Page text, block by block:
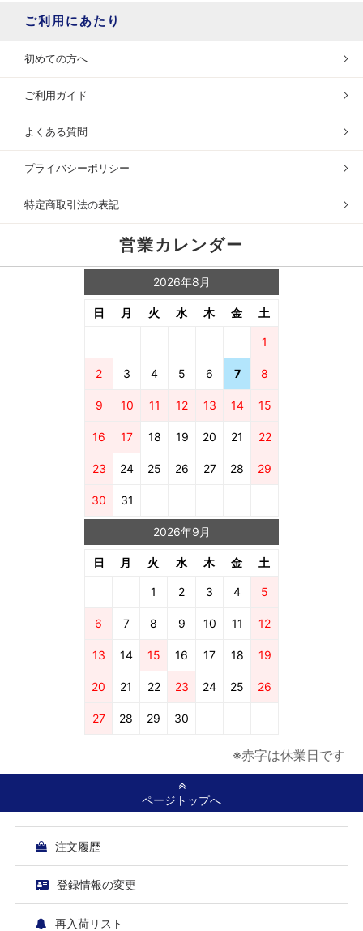
ご利用にあたり
初めての方へ
ご利用ガイド
よくある質問
プライバシーポリシー
特定商取引法の表記
営業カレンダー
2026年8月
日 月 火 水 木 金 土
1
2 3 4 5 6 7 8
9 10 11 12 13 14 15
16 17 18 19 20 21 22
23 24 25 26 27 28 29
30 31
2026年9月
日 月 火 水 木 金 土
1 2 3 4 5
6 7 8 9 10 11 12
13 14 15 16 17 18 19
20 21 22 23 24 25 26
27 28 29 30
※赤字は休業日です
ページトップへ
注文履歴
登録情報の変更
再入荷リスト